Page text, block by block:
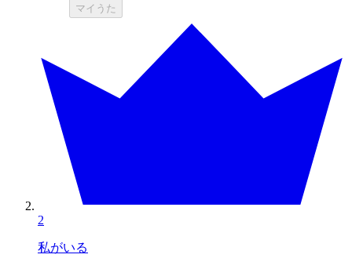
マイうた
2
私がいる